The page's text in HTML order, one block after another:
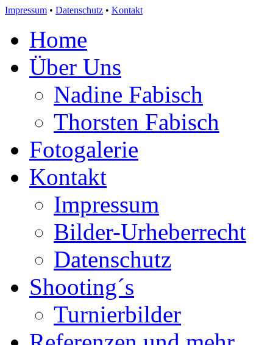
Impressum • Datenschutz • Kontakt
Home
Über Uns
Nadine Fabisch
Thorsten Fabisch
Fotogalerie
Kontakt
Impressum
Bilder-Urheberrecht
Datenschutz
Shooting´s
Turnierbilder